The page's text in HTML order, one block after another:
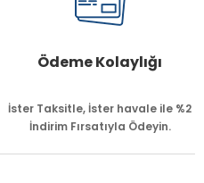
Ödeme Kolaylığı
İster Taksitle, İster havale ile %2
İndirim Fırsatıyla Ödeyin.